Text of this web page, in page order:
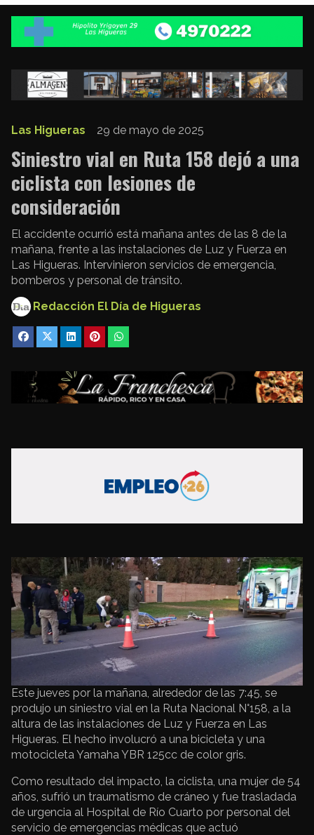
Siniestro vial en Ruta 158 dejó a una
ciclista con lesiones de
consideración
El accidente ocurrió está mañana antes de las 8 de la
mañana, frente a las instalaciones de Luz y Fuerza en
Las Higueras. Intervinieron servicios de emergencia,
bomberos y personal de tránsito.
Las Higueras 29 de mayo de 2025
Redacción El Día de Higueras
Este jueves por la mañana, alrededor de las 7:45, se
produjo un siniestro vial en la Ruta Nacional N°158, a la
altura de las instalaciones de Luz y Fuerza en Las
Higueras. El hecho involucró a una bicicleta y una
motocicleta Yamaha YBR 125cc de color gris.
Como resultado del impacto, la ciclista, una mujer de 54
años, sufrió un traumatismo de cráneo y fue trasladada
de urgencia al Hospital de Río Cuarto por personal del
servicio de emergencias médicas que actuó